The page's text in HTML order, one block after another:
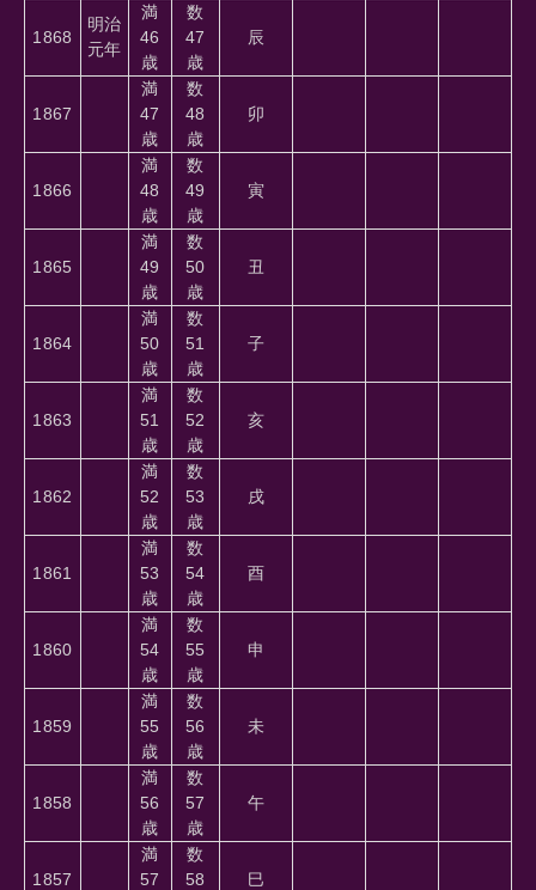
1868
明治
元年
満
46
歳
数
47
歳
辰
1867
満
47
歳
数
48
歳
卯
1866
満
48
歳
数
49
歳
寅
1865
満
49
歳
数
50
歳
丑
1864
満
50
歳
数
51
歳
子
1863
満
51
歳
数
52
歳
亥
1862
満
52
歳
数
53
歳
戌
1861
満
53
歳
数
54
歳
酉
1860
満
54
歳
数
55
歳
申
1859
満
55
歳
数
56
歳
未
1858
満
56
歳
数
57
歳
午
1857
満
57
数
58
巳